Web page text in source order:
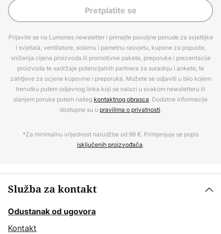
Pretplatite se
Prijavite se na Lumories newsletter i primajte povoljne ponude za svjetiljke
i svjetala, ventilatore, solarnu i pametnu rasvjetu, kupone za popuste,
sniženja cijena proizvoda ili promotivne pakete, preporuke i prezentacije
proizvoda te sadržaje potencijalnih partnera za suradnju i ankete, te
zahtjeve za ocjene kupovine i preporuke. Možete se odjaviti u bilo kojem
trenutku putem odjavnog linka koji se nalazi u svakom newsletteru ili
slanjem poruke putem našeg kontaktnog obrasca. Dodatne informacije
dostupne su u pravilima o privatnosti.
*Za minimalnu vrijednost narudžbe od 99 €. Primjenjuje se popis
isključenih proizvođača.
Služba za kontakt
Odustanak od ugovora
Kontakt